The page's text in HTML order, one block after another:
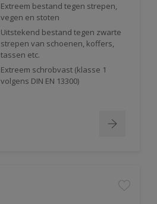
Extreem bestand tegen strepen,
vegen en stoten
Uitstekend bestand tegen zwarte
strepen van schoenen, koffers,
tassen etc.
Extreem schrobvast (klasse 1
volgens DIN EN 13300)